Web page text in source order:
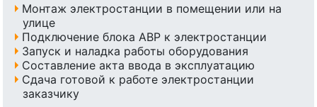
Монтаж электростанции в помещении или на
улице
Подключение блока АВР к электростанции
Запуск и наладка работы оборудования
Составление акта ввода в эксплуатацию
Сдача готовой к работе электростанции
заказчику